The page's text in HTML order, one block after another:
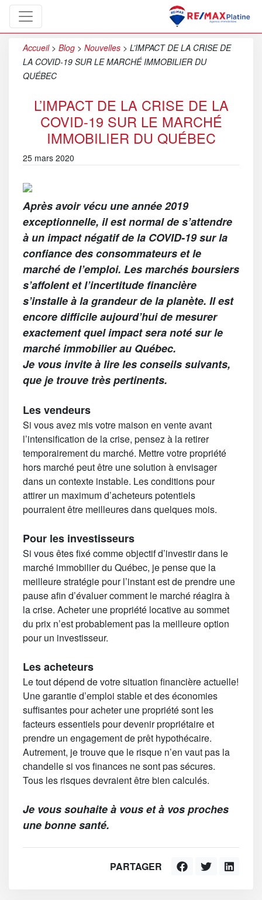
Accueil > Blog > Nouvelles > L’IMPACT DE LA CRISE DE
LA COVID-19 SUR LE MARCHÉ IMMOBILIER DU
QUÉBEC
L’IMPACT DE LA CRISE DE LA
COVID-19 SUR LE MARCHÉ
IMMOBILIER DU QUÉBEC
25 mars 2020
Après avoir vécu une année 2019
exceptionnelle, il est normal de s’attendre
à un impact négatif de la COVID-19 sur la
confiance des consommateurs et le
marché de l’emploi. Les marchés boursiers
s’affolent et l’incertitude financière
s’installe à la grandeur de la planète. Il est
encore difficile aujourd’hui de mesurer
exactement quel impact sera noté sur le
marché immobilier au Québec.
Je vous invite à lire les conseils suivants,
que je trouve très pertinents.
Les vendeurs
Si vous avez mis votre maison en vente avant
l’intensification de la crise, pensez à la retirer
temporairement du marché. Mettre votre propriété
hors marché peut être une solution à envisager
dans un contexte instable. Les conditions pour
attirer un maximum d’acheteurs potentiels
pourraient être meilleures dans quelques mois.
Pour les investisseurs
Si vous êtes fixé comme objectif d’investir dans le
marché immobilier du Québec, je pense que la
meilleure stratégie pour l’instant est de prendre une
pause afin d’évaluer comment le marché réagira à
la crise. Acheter une propriété locative au sommet
du prix n’est probablement pas la meilleure option
pour un investisseur.
Les acheteurs
Le tout dépend de votre situation financière actuelle!
Une garantie d’emploi stable et des économies
suffisantes pour acheter une propriété sont les
facteurs essentiels pour devenir propriétaire et
prendre un engagement de prêt hypothécaire.
Autrement, je trouve que le risque n’en vaut pas la
chandelle si vos finances ne sont pas sécures.
Tous les risques devraient être bien calculés.
Je vous souhaite à vous et à vos proches
une bonne santé.
PARTAGER